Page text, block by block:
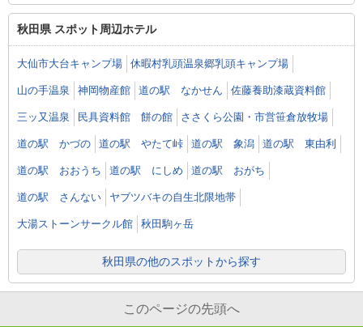
秋田県 スポット周辺ホテル
大仙市大台キャンプ場 休暇村乳頭温泉郷乳頭キャンプ場
山の手温泉 神岡物産館 道の駅 なかせん 佐藤養助漆蔵資料館
三ッ又温泉 民具資料館 餅の館 ささくら公園・市営笹倉放牧場
道の駅 かづの 道の駅 やたて峠 道の駅 象潟 道の駅 東由利
道の駅 おおうち 道の駅 にしめ 道の駅 おがち
道の駅 さんない ヤブツバキの自生北限地帯
大湯ストーンサークル館 秋田駒ヶ岳
秋田県の他のスポットから探す
このページの先頭へ